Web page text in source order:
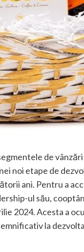
de
noi etape de
ani. Pentru a
ul său,
2024. Acesta a
la